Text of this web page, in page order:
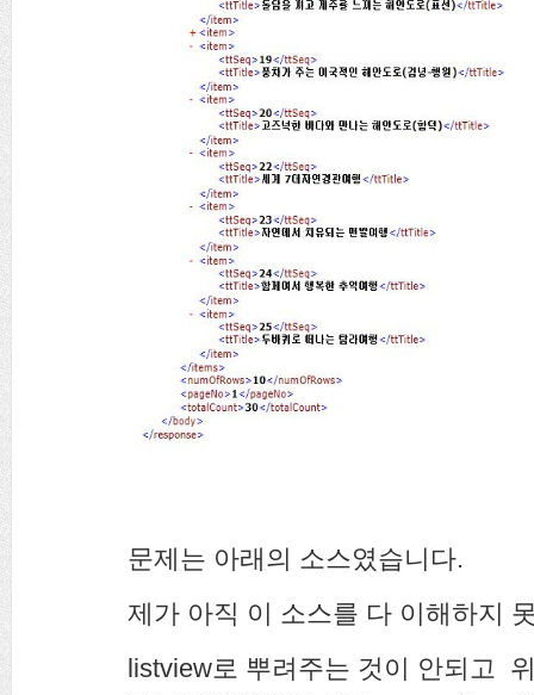
문제는 아래의 소스였습니다.
제가 아직 이 소스를 다 이해하지
listview로 뿌려주는 것이 안되고